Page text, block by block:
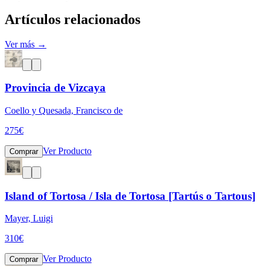
Artículos relacionados
Ver más →
Provincia de Vizcaya
Coello y Quesada, Francisco de
275€
Comprar Ver Producto
Island of Tortosa / Isla de Tortosa [Tartús o Tartous]
Mayer, Luigi
310€
Comprar Ver Producto